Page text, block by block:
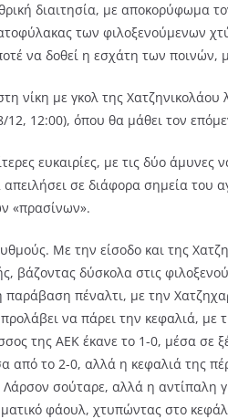
διαιτησία, με αποκορύφωμα
των φιλοξενούμενων
να δοθεί η εσχάτη των ποινών,
νίκη με γκολ της Χατζηνικολάου
12:00), όπου θα μάθει τον
ευκαιρίες, με τις δύο
σε διάφορα σημεία του
«πρασίνων».
Με την είσοδο και της
βάζοντας δύσκολα στις
παράβαση πέναλτι, με την
να πάρει την κεφαλιά, με
της ΑΕΚ έκανε το 1-0, μέσα σε
από το 2-0, αλλά η κεφαλιά της
σούταρε, αλλά η αντίπαλη
φάουλ, χτυπώντας στο